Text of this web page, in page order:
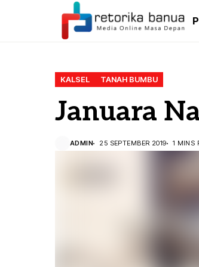
KALSEL TANAH BUMBU
Januara
ADMIN 25 SEPTEMBER 2019 1 MINS